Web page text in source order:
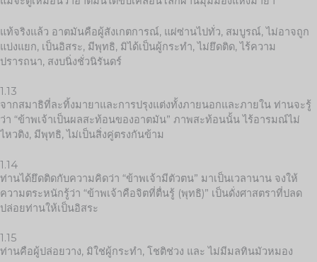
แท้จริงแล้ว อาตมันคือผู้สังเกตการณ์, แผ่ซ่านไปทั่ว, สมบูรณ์, ไม่อาจถูก
แบ่งแยก, เป็นอิสระ, มีพุทธิ, มิได้เป็นผู้กระทำ, ไม่ยึดติด, ไร้ความ
ปรารถนา, สงบนิ่งชั่วนิรันดร์
1.13
จากสมาธิที่ละทิ้งมายาและการปรุงแต่งทั้งภายนอกและภายใน ท่านจะรู้
ว่า “ข้าพเจ้าเป็นผลสะท้อนของอาตมัน” ภาพสะท้อนนั้น ไร้อารมณ์ไม่
ไหวติง, มีพุทธิ, ไม่เป็นสิ่งคู่ตรงกันข้าม
1.14
ท่านได้ยึดติดกับความคิดว่า “ข้าพเจ้ามีตัวตน” มาเป็นเวลานาน จงให้
ความตระหนักรู้ว่า “ข้าพเจ้าคือจิตที่ตื่นรู้ (พุทธิ)” เป็นดั่งศาสตราที่ปลด
ปล่อยท่านให้เป็นอิสระ
1.15
ท่านคือผู้ปล่อยวาง, มิใช่ผู้กระทำ, โชติช่วง และ ไม่มีมลทินมัวหมอง